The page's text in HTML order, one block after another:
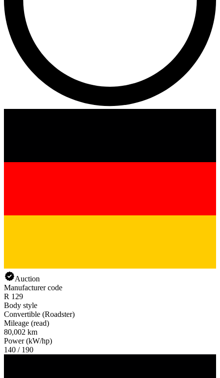
Auction
Manufacturer code
R 129
Body style
Convertible (Roadster)
Mileage (read)
80,002 km
Power (kW/hp)
140 / 190